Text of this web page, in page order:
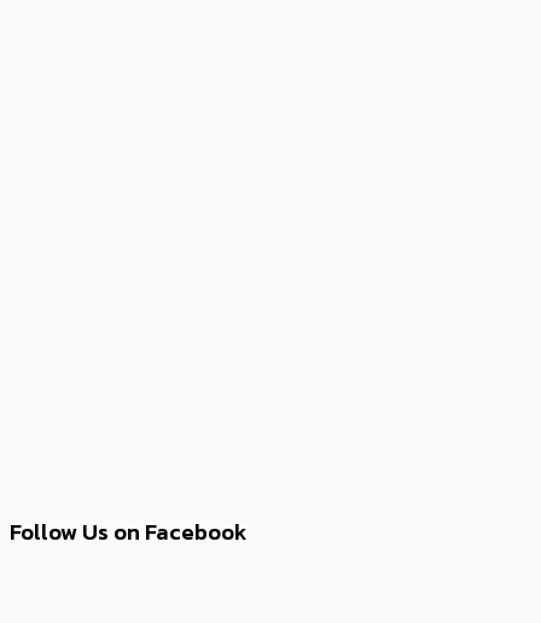
Follow Us on Facebook